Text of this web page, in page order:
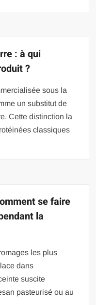
: à qui
?
sous la
un substitut de
Cette distinction la
classiques
se faire
la
les plus
dans
suscite
pasteurisé ou au